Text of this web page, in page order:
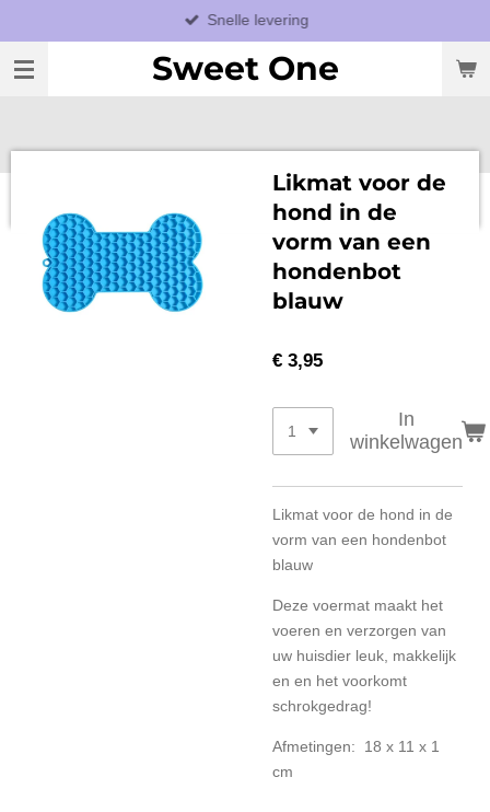
direct
naar
Sweet One
Snelle levering
Likmat voor de
hond in de
vorm van een
hondenbot
blauw
€ 3,95
In
winkelwagen
Likmat voor de hond in de
vorm van een hondenbot
blauw
Deze voermat maakt het
voeren en verzorgen van
uw huisdier leuk, makkelijk
en en het voorkomt
schrokgedrag!
Afmetingen: 18 x 11 x 1
cm